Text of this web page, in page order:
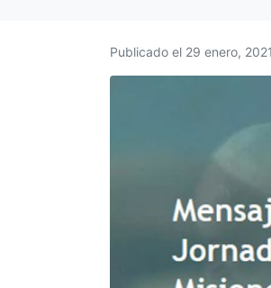
Publicado el 29 enero, 2021